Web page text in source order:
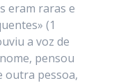
eram raras e
(1
a voz de
pensou
outra pessoa,